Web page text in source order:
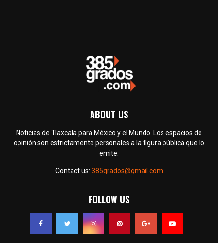
ABOUT US
Noticias de Tlaxcala para México y el Mundo. Los espacios de
opinión son estrictamente personales a la figura pública que lo
emite.
Contact us: 385grados@gmail.com
FOLLOW US